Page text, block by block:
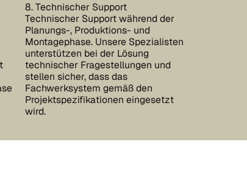
8. Technischer Support
Technischer Support während der
Planungs-, Produktions- und
Montagephase. Unsere Spezialisten
unterstützen bei der Lösung
technischer Fragestellungen und
stellen sicher, dass das
Fachwerksystem gemäß den
Projektspezifikationen eingesetzt
wird.